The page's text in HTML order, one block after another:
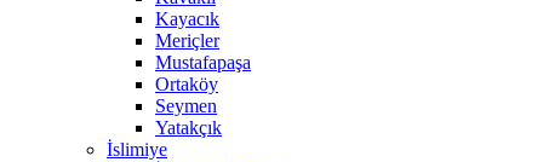
Kayacık
Meriçler
Mustafapaşa
Ortaköy
Seymen
Yatakçık
İslimiye